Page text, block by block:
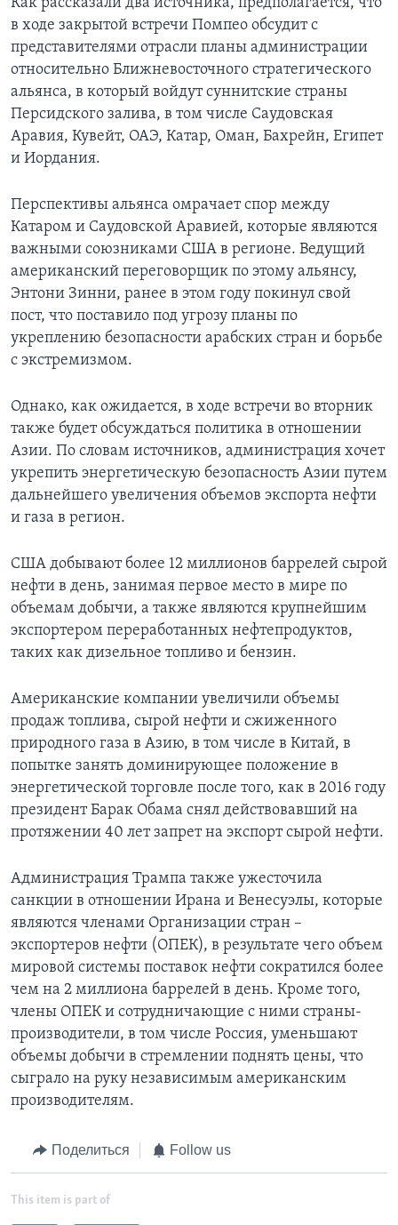
Как рассказали два источника, предполагается, что
в ходе закрытой встречи Помпео обсудит с
представителями отрасли планы администрации
относительно Ближневосточного стратегического
альянса, в который войдут суннитские страны
Персидского залива, в том числе Саудовская
Аравия, Кувейт, ОАЭ, Катар, Оман, Бахрейн, Египет
и Иордания.
Перспективы альянса омрачает спор между
Катаром и Саудовской Аравией, которые являются
важными союзниками США в регионе. Ведущий
американский переговорщик по этому альянсу,
Энтони Зинни, ранее в этом году покинул свой
пост, что поставило под угрозу планы по
укреплению безопасности арабских стран и борьбе
с экстремизмом.
Однако, как ожидается, в ходе встречи во вторник
также будет обсуждаться политика в отношении
Азии. По словам источников, администрация хочет
укрепить энергетическую безопасность Азии путем
дальнейшего увеличения объемов экспорта нефти
и газа в регион.
США добывают более 12 миллионов баррелей сырой
нефти в день, занимая первое место в мире по
объемам добычи, а также являются крупнейшим
экспортером переработанных нефтепродуктов,
таких как дизельное топливо и бензин.
Американские компании увеличили объемы
продаж топлива, сырой нефти и сжиженного
природного газа в Азию, в том числе в Китай, в
попытке занять доминирующее положение в
энергетической торговле после того, как в 2016 году
президент Барак Обама снял действовавший на
протяжении 40 лет запрет на экспорт сырой нефти.
Администрация Трампа также ужесточила
санкции в отношении Ирана и Венесуэлы, которые
являются членами Организации стран –
экспортеров нефти (ОПЕК), в результате чего объем
мировой системы поставок нефти сократился более
чем на 2 миллиона баррелей в день. Кроме того,
члены ОПЕК и сотрудничающие с ними страны-
производители, в том числе Россия, уменьшают
объемы добычи в стремлении поднять цены, что
сыграло на руку независимым американским
производителям.
Поделиться Follow us
This item is part of